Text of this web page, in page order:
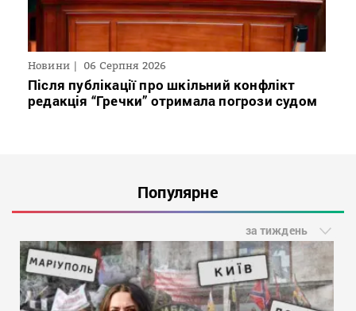
Новини 06 Серпня 2026
Після публікації про шкільний конфлікт
редакція “Гречки” отримала погрози судом
Популярне
за тиждень